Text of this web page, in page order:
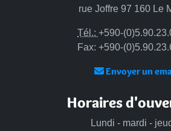
rue Joffre 97 160 Le
Tél.: +590-
Fax: +590-
Envoyer un
Horaires
Lundi - mardi -